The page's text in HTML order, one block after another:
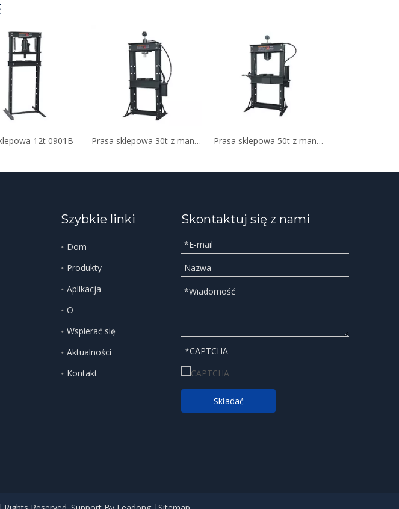
12t 0901B Prasa sklepowa 30t z manometrem Prasa sklepowa 50t z manometrem
Szybkie linki
Dom
Produkty
Aplikacja
O
Wspierać się
Aktualności
Kontakt
Skontaktuj się z nami
Składać